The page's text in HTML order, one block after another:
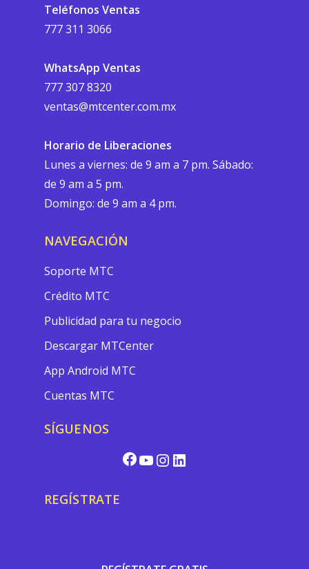
Teléfonos Ventas
777 311 3066
WhatsApp Ventas
777 307 8320
ventas@mtcenter.com.mx
Horario de Liberaciones
Lunes a viernes: de 9 am a 7 pm. Sábado:
de 9 am a 5 pm.
Domingo: de 9 am a 4 pm.
NAVEGACIÓN
Soporte MTC
Crédito MTC
Publicidad para tu negocio
Descargar MTCenter
App Android MTC
Cuentas MTC
SÍGUENOS
REGÍSTRATE